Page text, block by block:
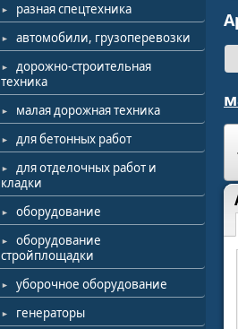
разная спецтехника
автомобили, грузоперевозки
дорожно-строительная
техника
малая дорожная техника
для бетонных работ
для отделочных работ и
кладки
оборудование
оборудование
стройплощадки
уборочное оборудование
генераторы